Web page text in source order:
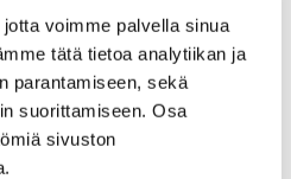
voimme palvella sinua
tätä tietoa analytiikan ja
parantamiseen, sekä
suorittamiseen. Osa
sivuston